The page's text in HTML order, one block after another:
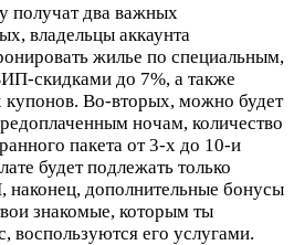
получат два важных
владельцы аккаунта
жилье по специальным,
скидками до 7%, а также
Во-вторых, можно будет
ночам, количество
пакета от 3-х до 10-и
будет подлежать только
дополнительные бонусы
знакомые, которым ты
воспользуются его услугами.